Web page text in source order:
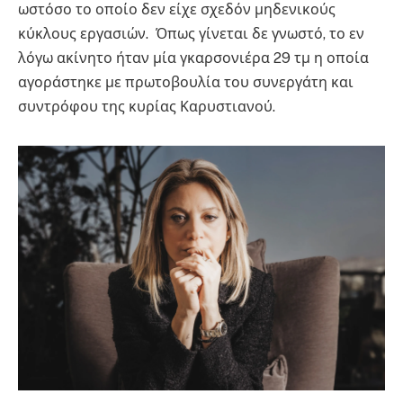
ωστόσο το οποίο δεν είχε σχεδόν μηδενικούς
κύκλους εργασιών. Όπως γίνεται δε γνωστό, το εν
λόγω ακίνητο ήταν μία γκαρσονιέρα 29 τμ η οποία
αγοράστηκε με πρωτοβουλία του συνεργάτη και
συντρόφου της κυρίας Καρυστιανού.